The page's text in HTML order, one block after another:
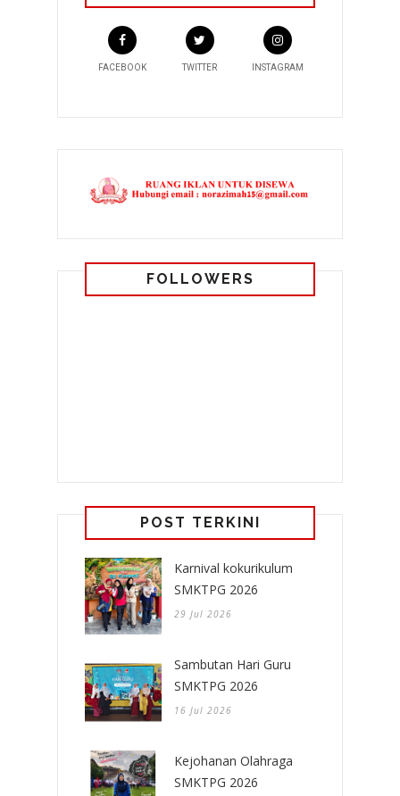
FACEBOOK TWITTER INSTAGRAM
FOLLOWERS
POST TERKINI
Karnival kokurikulum
SMKTPG 2026
29 Jul 2026
Sambutan Hari Guru
SMKTPG 2026
16 Jul 2026
Kejohanan Olahraga
SMKTPG 2026